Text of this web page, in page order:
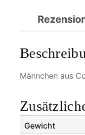
a
l
M
n
g
e
Männchen aus
Gewicht